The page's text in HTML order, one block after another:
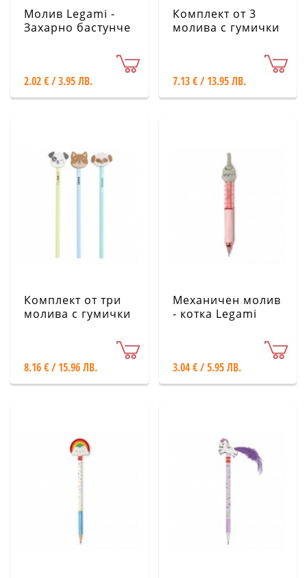
Молив Legami -
Захарно бастунче
2.02 € / 3.95 ЛВ.
Комплект от 3
молива с гумички
7.13 € / 13.95 ЛВ.
Комплект от три
молива с гумички
8.16 € / 15.96 ЛВ.
Механичен молив
- котка Legami
3.04 € / 5.95 ЛВ.